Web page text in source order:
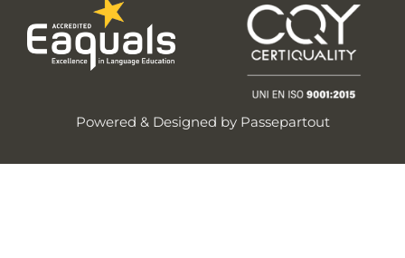
Powered & Designed by Passepartout